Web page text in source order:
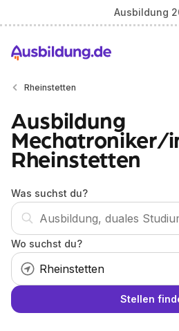
Ausbildung
Rheinstetten
Ausbildung
Mechatroniker/
Rheinstetten
Was suchst du?
Wo suchst du?
Stellen